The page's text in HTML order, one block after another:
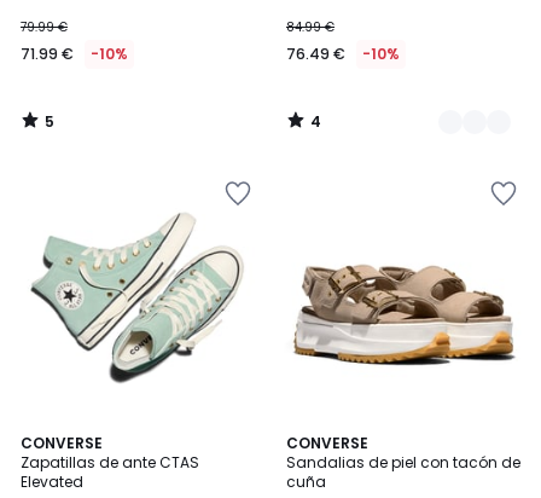
79.99 €
71.99 € -10%
5
/
84.99 €
76.49 € -10%
4
/
CONVERSE
Zapatillas de ante CTAS
Elevated
CONVERSE
Sandalias de piel con tacón de
cuña
5
/
5
3
Colores